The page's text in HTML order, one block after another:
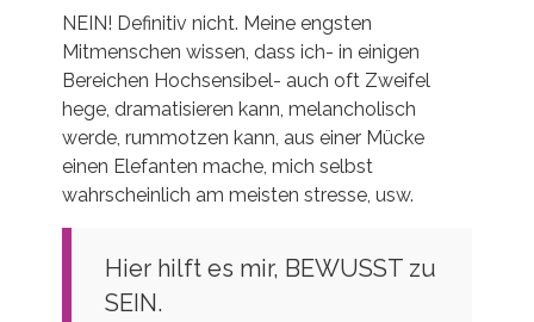
NEIN! Definitiv nicht. Meine engsten
Mitmenschen wissen, dass ich- in einigen
Bereichen Hochsensibel- auch oft Zweifel
hege, dramatisieren kann, melancholisch
werde, rummotzen kann, aus einer Mücke
einen Elefanten mache, mich selbst
wahrscheinlich am meisten stresse, usw.
Hier hilft es mir, BEWUSST zu
SEIN.